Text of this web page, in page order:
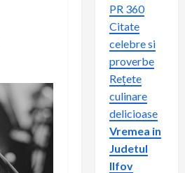
PR 360
Citate
celebre si
proverbe
Rețete
culinare
delicioase
Vremea in
Judetul
Ilfov